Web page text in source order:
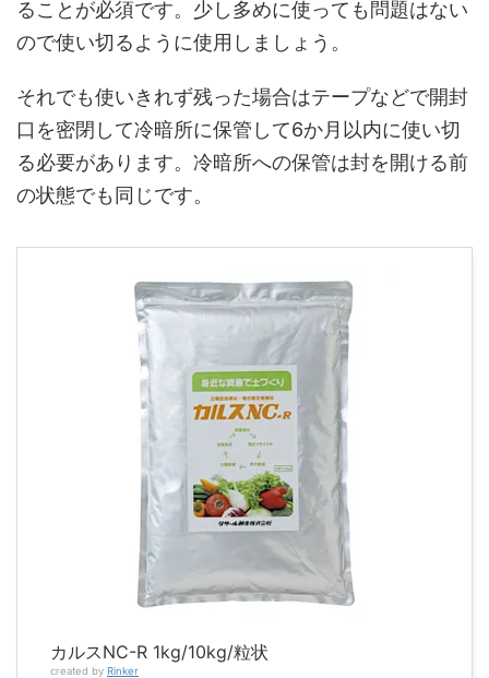
ることが必須です。少し多めに使っても問題はない
ので使い切るように使用しましょう。
それでも使いきれず残った場合はテープなどで開封
口を密閉して冷暗所に保管して6か月以内に使い切
る必要があります。冷暗所への保管は封を開ける前
の状態でも同じです。
カルスNC-R 1kg/10kg/粒状
created by Rinker